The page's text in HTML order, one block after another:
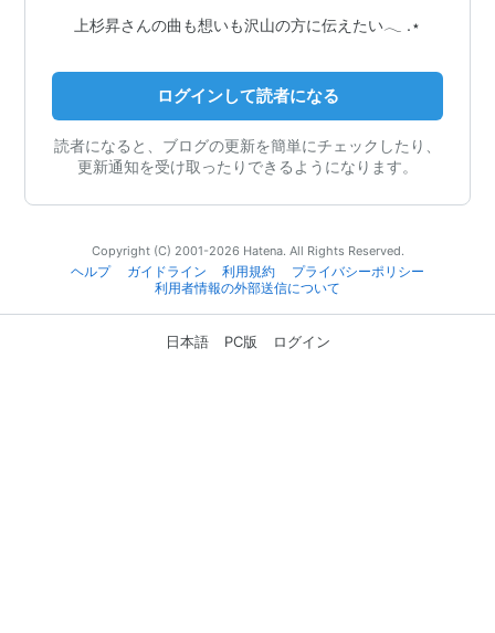
上杉昇さんの曲も想いも沢山の方に伝えたい𓂃 .⋆
ログインして読者になる
読者になると、ブログの更新を簡単にチェックしたり、
更新通知を受け取ったりできるようになります。
Copyright (C) 2001-2026 Hatena. All Rights Reserved.
ヘルプ
ガイドライン 利用規約
プライバシーポリシー
利用者情報の外部送信について
日本語 PC版 ログイン